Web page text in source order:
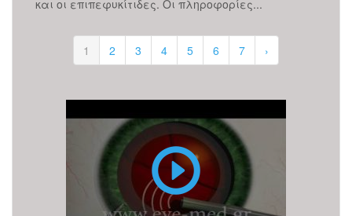
και οι επιπεφυκίτιδες. Οι πληροφορίες...
1 2 3 4 5 6 7 ›
Επέμβαση
Καταρράκτη
υπερήχους